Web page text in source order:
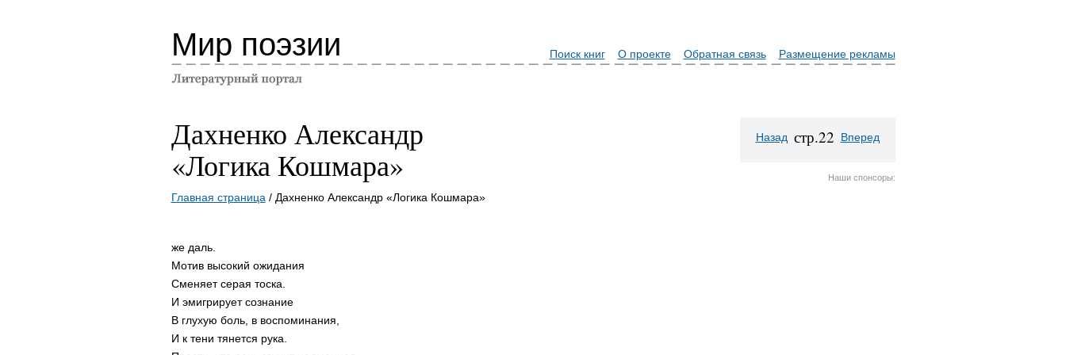
Мир поэзии Поиск книг О проекте Обратная связь Размещение рекламы
Дахненко Александр
«Логика Кошмара»
Главная страница / Дахненко Александр «Логика Кошмара»
же даль.
Мотив высокий ожидания
Сменяет серая тоска.
И эмигрирует сознание
В глухую боль, в воспоминания,
И к тени тянется рука.
Назад стр.22 Вперед
Наши спонсоры: